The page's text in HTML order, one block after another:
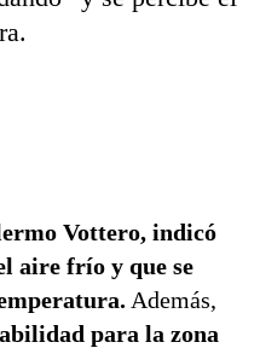
Vottero, indicó
aire frío y que se
Además,
para la zona